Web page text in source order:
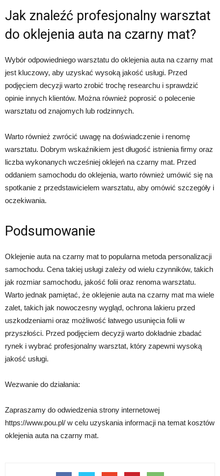
Jak znaleźć profesjonalny warsztat
do oklejenia auta na czarny mat?
Wybór odpowiedniego warsztatu do oklejenia auta na czarny mat
jest kluczowy, aby uzyskać wysoką jakość usługi. Przed
podjęciem decyzji warto zrobić trochę researchu i sprawdzić
opinie innych klientów. Można również poprosić o polecenie
warsztatu od znajomych lub rodzinnych.
Warto również zwrócić uwagę na doświadczenie i renomę
warsztatu. Dobrym wskaźnikiem jest długość istnienia firmy oraz
liczba wykonanych wcześniej oklejeń na czarny mat. Przed
oddaniem samochodu do oklejenia, warto również umówić się na
spotkanie z przedstawicielem warsztatu, aby omówić szczegóły i
oczekiwania.
Podsumowanie
Oklejenie auta na czarny mat to popularna metoda personalizacji
samochodu. Cena takiej usługi zależy od wielu czynników, takich
jak rozmiar samochodu, jakość folii oraz renoma warsztatu.
Warto jednak pamiętać, że oklejenie auta na czarny mat ma wiele
zalet, takich jak nowoczesny wygląd, ochrona lakieru przed
uszkodzeniami oraz możliwość łatwego usunięcia folii w
przyszłości. Przed podjęciem decyzji warto dokładnie zbadać
rynek i wybrać profesjonalny warsztat, który zapewni wysoką
jakość usługi.
Wezwanie do działania:
Zapraszamy do odwiedzenia strony internetowej
https://www.pou.pl/ w celu uzyskania informacji na temat kosztów
oklejenia auta na czarny mat.